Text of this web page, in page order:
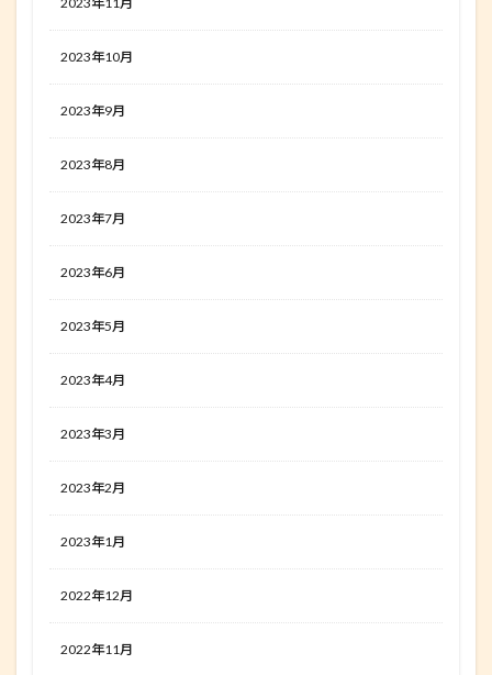
2023年10月
2023年9月
2023年8月
2023年7月
2023年6月
2023年5月
2023年4月
2023年3月
2023年2月
2023年1月
2022年12月
2022年11月